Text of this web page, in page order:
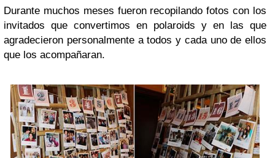
Durante muchos meses fueron recopilando fotos con los
invitados que convertimos en polaroids y en las que
agradecieron personalmente a todos y cada uno de ellos
que los acompañaran.